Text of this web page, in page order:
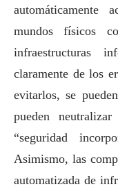
automáticamente
mundos físicos
infraestructuras
claramente de los
evitarlos, se
pueden
“seguridad
Asimismo, las
automatizada de